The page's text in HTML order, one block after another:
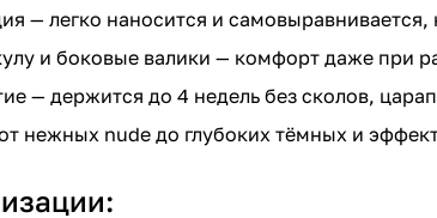
— легко наносится и самовыравнивается,
и боковые валики — комфорт даже при
— держится до 4 недель без сколов,
нежных nude до глубоких тёмных и